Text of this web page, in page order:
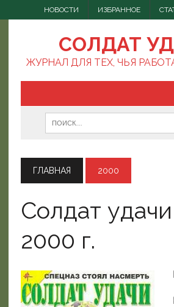
НОВОСТИ ИЗБРАННОЕ
СОЛДАТ
ЖУРНАЛ ДЛЯ ТЕХ, ЧЬЯ
ГЛАВНАЯ 2000
Солдат
2000 г.